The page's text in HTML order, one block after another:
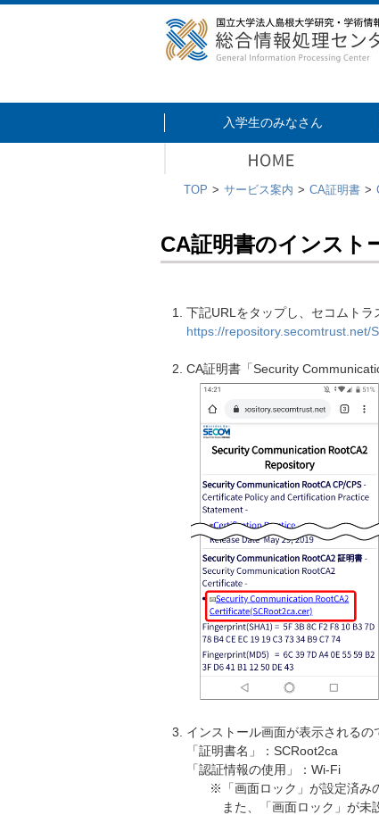
入学生のみなさん
TOP サービス案内 CA証明書
CA証明書のインスト
下記URLをタップし、セコムトラ
https://repository.secomtrust.net/
CA証明書「Security
インストール画面が表示されるの
「証明書名」：SCRoot2ca
「認証情報の使用」：Wi-Fi
※「画面ロック」が設定済み
また、「画面ロック」が未